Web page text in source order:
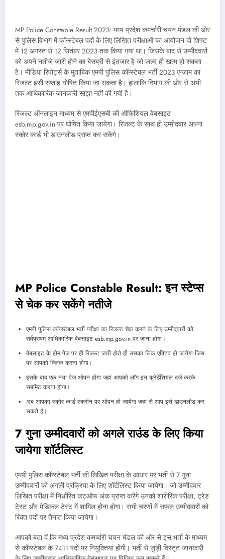
MP Police Constable Result 2023: मध्य प्रदेश कमर्चारी चयन मंडल की ओर
से पुलिस विभाग में कॉन्स्टेबल पदों के लिए लिखित परीक्षाओं का आयोजन दो शिफ्ट
में 12 अगस्त से 12 सितंबर 2023 तक किया गया था। जिसके बाद से उम्मीदवारों
को अपने नतीजे जारी होने का बेसब्री से इंतजार है जो जल्द ही खत्म हो सकता
है। मीडिया रिपोर्ट्स के मुताबिक एमपी पुलिस कॉन्स्टेबल भर्ती 2023 एग्जाम का
रिजल्ट इसी सप्ताह घोषित किया जा सकता है। हालांकि विभाग की ओर से अभी
तक आधिकारिक जानकारी साझा नहीं की गयी है।
रिजल्ट ऑनलाइन माध्यम से एमपीईएसबी की ऑफिशियल वेबसाइट
esb.mp.gov.in पर घोषित किया जायेगा। रिजल्ट के साथ ही उम्मीदवार अपना
स्कोर कार्ड भी डाउनलोड प्राप्त कर सकेंगे।
MP Police Constable Result: इन स्टेप्स
से चेक कर सकेंगे नतीजे
एमपी पुलिस कॉन्स्टेबल भर्ती परीक्षा का रिजल्ट चेक करने के लिए उम्मीदवारों को
सर्वप्रथम आधिकारिक वेबसाइट esb.mp.gov.in पर जाना होगा।
वेबसाइट के होम पेज पर ही रिजल्ट जारी होते ही उसका लिंक एक्टिव हो जायेगा जिस
पर आपको क्लिक करना होगा।
इसके बाद एक नया पेज ओपन होगा जहां आपको लॉग इन क्रेडेंशियल दर्ज करके
सबमिट करना होगा।
अब आपका स्कोर कार्ड स्क्रीन पर ओपन हो जायेगा जहां से आप इसे डाउनलोड कर
सकते हैं।
7 गुना उम्मीदवारों को अगले राउंड के लिए किया
जायेगा शॉर्टलिस्ट
एमपी पुलिस कॉन्स्टेबल भर्ती की लिखित परीक्षा के आधार पर भर्ती से 7 गुना
उम्मीदवारों को अगली प्रक्रिया के लिए शॉर्टलिस्ट किया जायेगा। जो उम्मीदवार
लिखित परीक्षा में निर्धारित कटऑफ अंक प्राप्त करेंगे उनको शारीरिक परीक्षा, ट्रेड
टेस्ट और मेडिकल टेस्ट में शामिल होना होगा। सभी चरणों में सफल उम्मीदवारों को
रिक्त पदों पर तैनात किया जायेगा।
आपको बता दें कि मध्य प्रदेश कमर्चारी चयन मंडल की ओर से इस भर्ती के माध्यम
से कॉन्स्टेबल के 7411 पदों पर नियुक्तियां होंगी। भर्ती से जुड़ी विस्तृत जानकारी